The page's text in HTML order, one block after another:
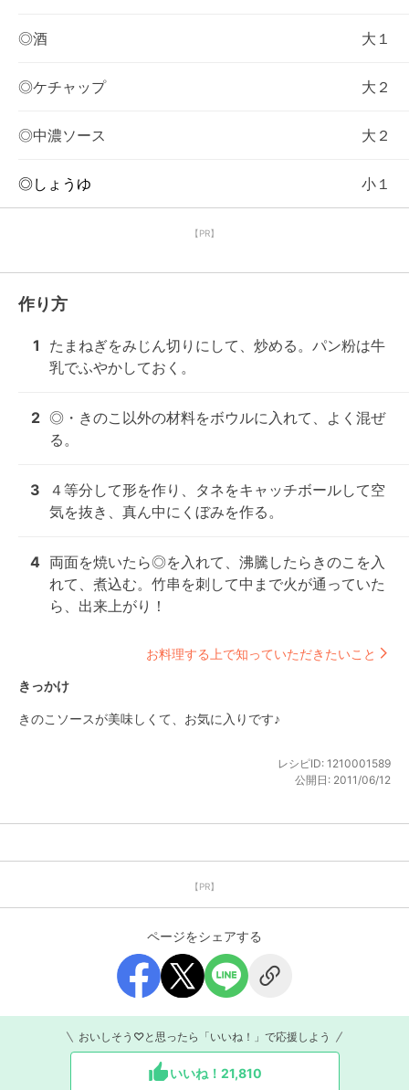
◎酒 大１
◎ケチャップ 大２
◎中濃ソース 大２
◎しょうゆ 小１
【PR】
作り方
1
たまねぎをみじん切りにして、炒める。パン粉は牛
乳でふやかしておく。
2 ◎・きのこ以外の材料をボウルに入れて、よく混ぜ
る。
3
４等分して形を作り、タネをキャッチボールして空
気を抜き、真ん中にくぼみを作る。
4 両面を焼いたら◎を入れて、沸騰したらきのこを入
れて、煮込む。竹串を刺して中まで火が通っていた
ら、出来上がり！
お料理する上で知っていただきたいこと
きっかけ
きのこソースが美味しくて、お気に入りです♪
レシピID: 1210001589
公開日: 2011/06/12
【PR】
ページをシェアする
おいしそう♡と思ったら「いいね！」で応援しよう
いいね！ 21,810